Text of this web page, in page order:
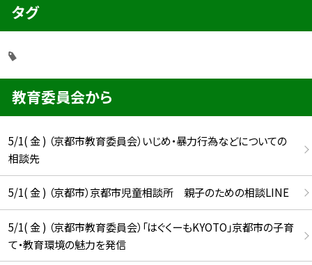
タグ
教育委員会から
5/1( 金 ) （京都市教育委員会）いじめ・暴力行為などについての
相談先
5/1( 金 ) （京都市）京都市児童相談所 親子のための相談LINE
5/1( 金 ) （京都市教育委員会）「はぐくーもKYOTO」京都市の子育
て・教育環境の魅力を発信